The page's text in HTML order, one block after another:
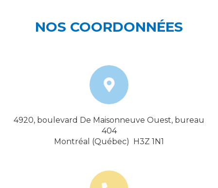
NOS COORDONNÉES
4920, boulevard De Maisonneuve Ouest, bureau
404
Montréal (Québec) H3Z 1N1